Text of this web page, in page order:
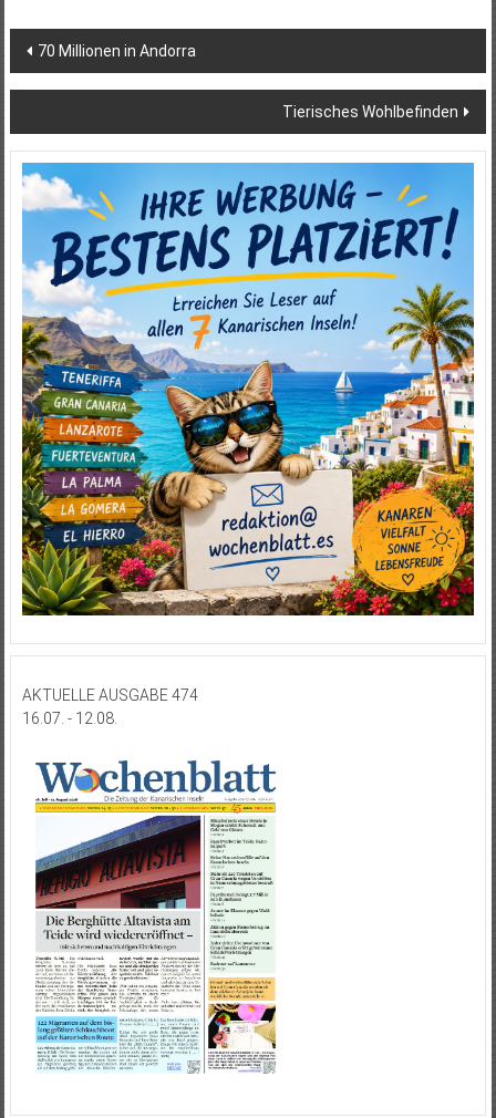
Beitragsnavigation
70 Millionen in Andorra
Tierisches Wohlbefinden
AKTUELLE AUSGABE 474
16.07. - 12.08.